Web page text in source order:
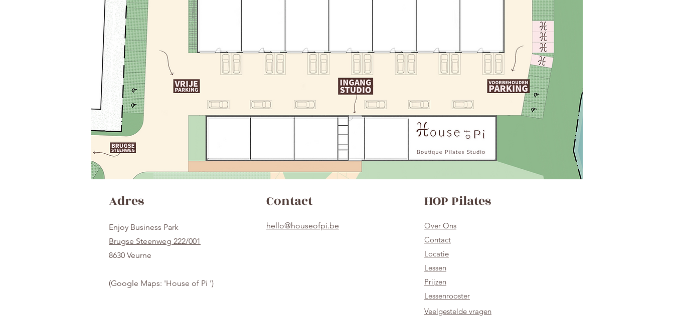
Adres
Enjoy Business Park
Brugse Steenweg 222/001
8630 Veurne
(Google Maps: 'House of Pi ')
Contact
hello@houseofpi.be
HOP Pilates
Over Ons
Contact
Locatie
Lessen
Prijzen
Lessenrooster
Veelgestelde vragen